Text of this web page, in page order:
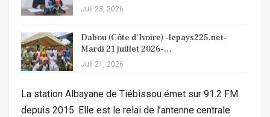
Juil 23, 2026
Dabou (Côte d’Ivoire) -lepays225.net-
Mardi 21 juillet 2026-…
Juil 21, 2026
La station Albayane de Tiébissou émet sur 91.2 FM
depuis 2015. Elle est le relai de l’antenne centrale